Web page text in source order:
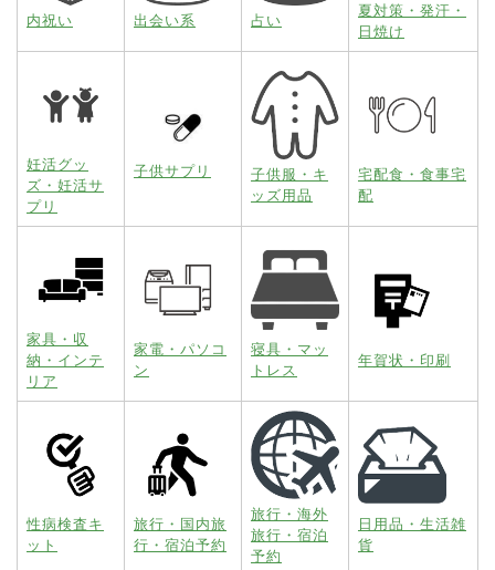
内祝い 出会い系 占い
夏対策・発汗・
日焼け
妊活グッ
ズ・妊活サ
プリ
子供サプリ
子供服・キ
ッズ用品
宅配食・食事宅
配
家具・収
納・インテ
リア
家電・パソコ
ン
寝具・マッ
トレス
年賀状・印刷
性病検査キ
ット
旅行・国内旅
行・宿泊予約
旅行・海外
旅行・宿泊
予約
日用品・生活雑
貨